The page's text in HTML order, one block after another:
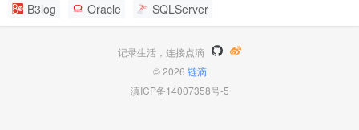
B3log
Oracle SQLServer
记录生活，连接点滴
© 2026 链滴
滇ICP备14007358号-5